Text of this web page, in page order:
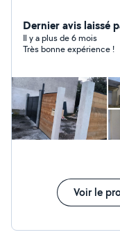
Dernier avis laissé
Il y a plus de 6 mois
Très bonne expérience !
Voir le